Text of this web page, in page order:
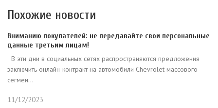
Похожие новости
Вниманию покупателей: не передавайте свои персональные
данные третьим лицам!
В эти дни в социальных сетях распространяются предложения
заключить онлайн-контракт на автомобили Chevrolet массового
сегмен...
11/12/2023